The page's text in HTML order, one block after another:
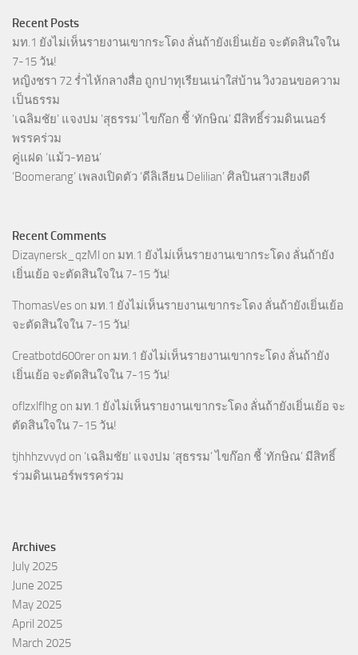
Recent Posts
มท.1 ยังไม่เห็นรายงานเขากระโดง ลั่นถ้ายังเยิ่นเย้อ จะตัดสินใจใน
7-15 วัน!
หญิงชรา 72 ร่ำไห้กลางสื่อ ถูกปาทุเรียนเน่าใส่บ้าน วิงวอนขอความ
เป็นธรรม
‘เฉลิมชัย’ แจงปม ‘สุธรรม’ ไขก๊อก ชี้ ‘ทักษิณ’ มีสิทธิ์ร่วมดินเนอร์
พรรคร่วม
คู่แฝด ‘แม้ว-ทอน’
‘Boomerang’ เพลงเปิดตัว ‘ดีลิเลียน Delilian’ ศิลปินสาวเสียงดี
Recent Comments
Dizaynersk_qzMl on มท.1 ยังไม่เห็นรายงานเขากระโดง ลั่นถ้ายัง
เยิ่นเย้อ จะตัดสินใจใน 7-15 วัน!
ThomasVes on มท.1 ยังไม่เห็นรายงานเขากระโดง ลั่นถ้ายังเยิ่นเย้อ
จะตัดสินใจใน 7-15 วัน!
Creatbotd600rer on มท.1 ยังไม่เห็นรายงานเขากระโดง ลั่นถ้ายัง
เยิ่นเย้อ จะตัดสินใจใน 7-15 วัน!
oflzxlflhg on มท.1 ยังไม่เห็นรายงานเขากระโดง ลั่นถ้ายังเยิ่นเย้อ จะ
ตัดสินใจใน 7-15 วัน!
tjhhhzvvyd on ‘เฉลิมชัย’ แจงปม ‘สุธรรม’ ไขก๊อก ชี้ ‘ทักษิณ’ มีสิทธิ์
ร่วมดินเนอร์พรรคร่วม
Archives
July 2025
June 2025
May 2025
April 2025
March 2025